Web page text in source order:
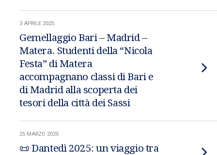
3 APRILE 2025
Gemellaggio Bari – Madrid –
Matera. Studenti della “Nicola
Festa” di Matera
accompagnano classi di Bari e
di Madrid alla scoperta dei
tesori della città dei Sassi
25 MARZO 2025
📜 Dantedì 2025: un viaggio tra